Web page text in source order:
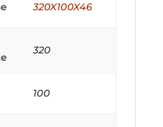
320X100X46
320
100